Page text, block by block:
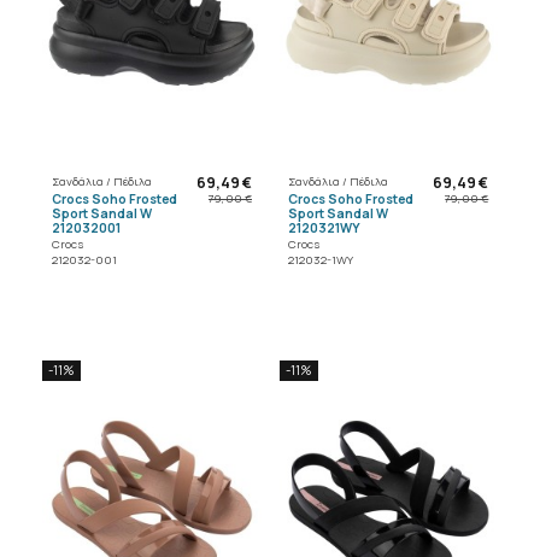
Σανδάλια / Πέδιλα
Crocs Soho Frosted
Sport Sandal W
212032001
Crocs
212032-001
69,49 €
79,00 €
Σανδάλια / Πέδιλα
Crocs Soho Frosted
Sport Sandal W
2120321WY
Crocs
212032-1WY
69,49 €
79,00 €
-11% -11%